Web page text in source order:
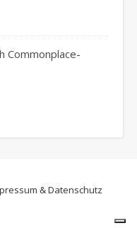
Commonplace-
& Datenschutz